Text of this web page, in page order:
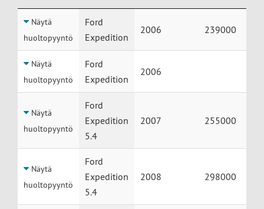
Huolto
Auto
Näytä
huoltopyyntö
Ford
Expedition
2006 239000
Näytä
huoltopyyntö
Ford
Expedition
2006
Näytä
huoltopyyntö
Ford
Expedition
5.4
2007 255000
Näytä
huoltopyyntö
Ford
Expedition
5.4
2008 298000